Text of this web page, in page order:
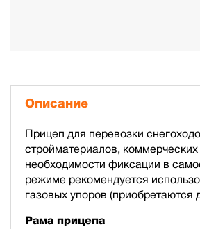
Описание
Прицеп для перевозки
стройматериалов, коммерческих
необходимости фиксации в
режиме рекомендуется
газовых упоров (приобретаются
Рама прицепа